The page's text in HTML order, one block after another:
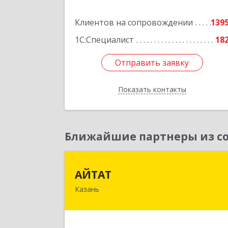
Клиентов на сопровождении
1С:Специалист
Отправить заявку
Показать контакты
Отправить заявку
Назад
Ближайшие партнеры из
АЙТАТ
Казань420097, Татарстан Респ, г.о. город